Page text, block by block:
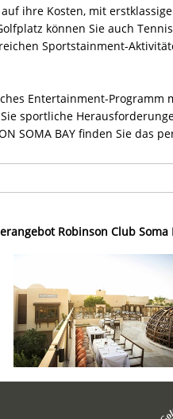
ihre Kosten, mit
können Sie auch
Sportstainment-
Entertainment-Programm
sportliche
SOMA BAY finden Sie das
Robinson Club Soma